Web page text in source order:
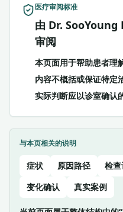
医疗审阅标准
由 Dr. SooYoung
审阅
本页面用于帮助患者理
内容不概括或保证特定
实际判断应以诊室确认
与本页相关的说明
症状 原因路径 检
变化确认
真实案例